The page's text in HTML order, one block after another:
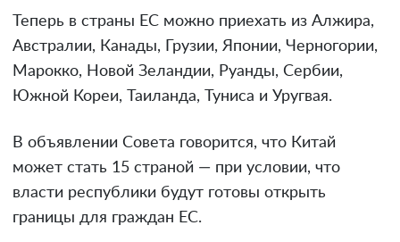
Теперь в страны ЕС можно приехать из Алжира,
Австралии, Канады, Грузии, Японии, Черногории,
Марокко, Новой Зеландии, Руанды, Сербии,
Южной Кореи, Таиланда, Туниса и Уругвая.
В объявлении Совета говорится, что Китай
может стать 15 страной — при условии, что
власти республики будут готовы открыть
границы для граждан ЕС.